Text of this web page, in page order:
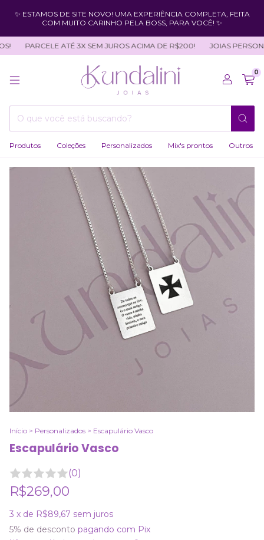
✨ ESTAMOS DE SITE NOVO! UMA EXPERIÊNCIA COMPLETA, FEITA
COM MUITO CARINHO PELA BOSS, PARA VOCÊ! ✨
PARCELE ATÉ 3X SEM JUROS ACIMA DE R$200! JOIAS
0
Produtos Coleções Personalizados Mix's prontos Outros
Início > Personalizados > Escapulário Vasco
Escapulário Vasco
(0)
R$269,00
3 x de R$89,67 sem juros
5% de desconto pagando com Pix